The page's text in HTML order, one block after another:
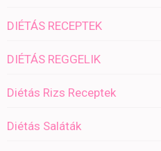
DIÉTÁS RECEPTEK
DIÉTÁS REGGELIK
Diétás Rizs Receptek
Diétás Saláták